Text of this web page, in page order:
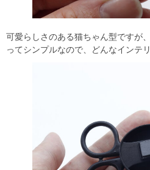
可愛らしさのある猫ちゃん型ですが
ってシンプルなので、どんなインテ